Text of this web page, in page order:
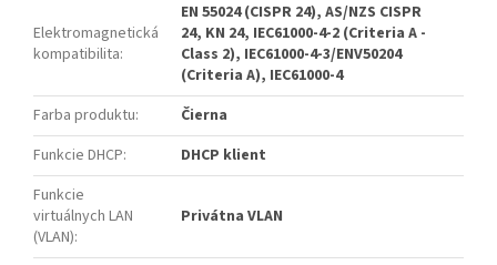
Elektromagnetická
kompatibilita:
EN 55024 (CISPR 24), AS/NZS CISPR
24, KN 24, IEC61000-4-2 (Criteria A -
Class 2), IEC61000-4-3/ENV50204
(Criteria A), IEC61000-4
Farba produktu:
Čierna
Funkcie DHCP:
DHCP klient
Funkcie
virtuálnych LAN
(VLAN):
Privátna VLAN